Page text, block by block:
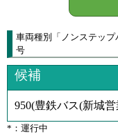
車両種別 「 ノンステッ
号
候補
950(豊鉄バス(新城
*：運行中